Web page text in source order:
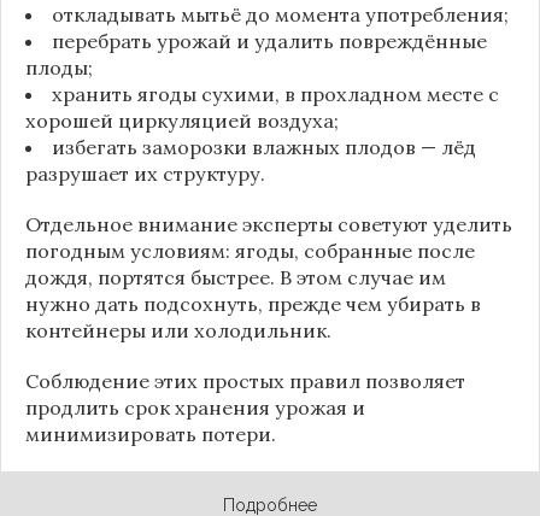
откладывать мытьё до момента употребления;
перебрать урожай и удалить повреждённые
плоды;
хранить ягоды сухими, в прохладном месте с
хорошей циркуляцией воздуха;
избегать заморозки влажных плодов — лёд
разрушает их структуру.
Отдельное внимание эксперты советуют уделить
погодным условиям: ягоды, собранные после
дождя, портятся быстрее. В этом случае им
нужно дать подсохнуть, прежде чем убирать в
контейнеры или холодильник.
Соблюдение этих простых правил позволяет
продлить срок хранения урожая и
минимизировать потери.
Подробнее